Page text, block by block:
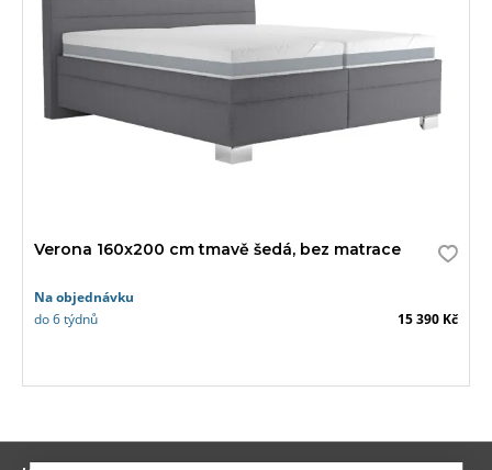
Verona 160x200 cm tmavě šedá, bez matrace
Na objednávku
do 6 týdnů
15 390 Kč